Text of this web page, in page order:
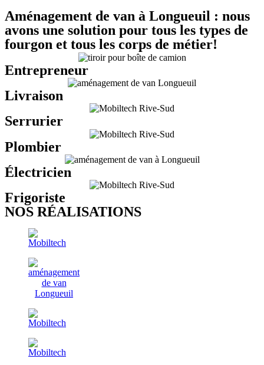
Aménagement de van à Longueuil : nous
avons une solution pour tous les types de
fourgon et tous les corps de métier!
Entrepreneur
Livraison
Serrurier
Plombier
Électricien
Frigoriste
NOS RÉALISATIONS